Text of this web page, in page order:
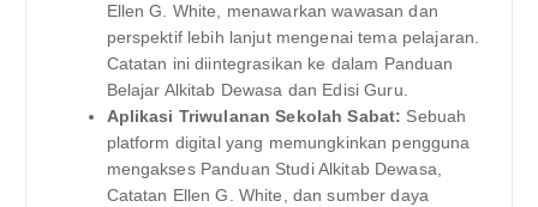
Ellen G. White, menawarkan wawasan dan
perspektif lebih lanjut mengenai tema pelajaran.
Catatan ini diintegrasikan ke dalam Panduan
Belajar Alkitab Dewasa dan Edisi Guru.
Aplikasi Triwulanan Sekolah Sabat: Sebuah
platform digital yang memungkinkan pengguna
mengakses Panduan Studi Alkitab Dewasa,
Catatan Ellen G. White, dan sumber daya